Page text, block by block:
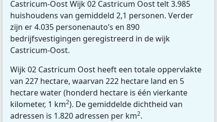
Castricum-Oost Wijk 02 Castricum Oost telt 3.985
huishoudens van gemiddeld 2,1 personen. Verder
zijn er 4.035 personenauto’s en 890
bedrijfsvestigingen geregistreerd in de wijk
Castricum-Oost.
Wijk 02 Castricum Oost heeft een totale oppervlakte
van 227 hectare, waarvan 222 hectare land en 5
hectare water (honderd hectare is één vierkante
kilometer, 1 km2). De gemiddelde dichtheid van
adressen is 1.820 adressen per km2.